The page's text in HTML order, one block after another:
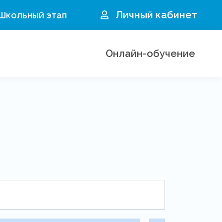
этап Личный кабинет
Онлайн-обучение